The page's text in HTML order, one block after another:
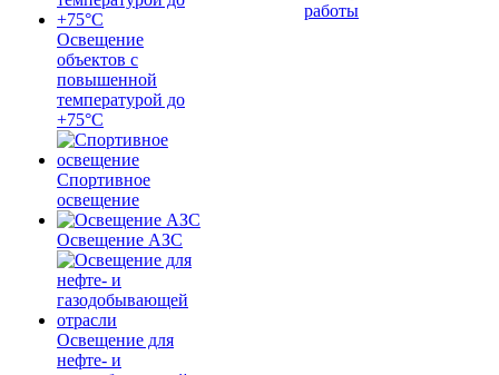
Освещение
объектов с
повышенной
температурой до
+75°C
Спортивное
освещение
Освещение АЗС
Освещение для
нефте- и
работы